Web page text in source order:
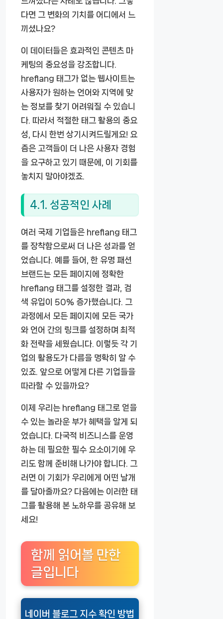
다면 그 변화의 기치를 어디에서 느
끼셨나요?
이 데이터들은 효과적인 콘텐츠 마
케팅의 중요성을 강조합니다.
hreflang 태그가 없는 웹사이트는
사용자가 원하는 언어와 지역에 맞
는 정보를 찾기 어려워질 수 있습니
다. 따라서 적절한 태그 활용의 중요
성, 다시 한번 상기시켜드릴게요! 요
즘은 고객들이 더 나은 사용자 경험
을 요구하고 있기 때문에, 이 기회를
놓치지 말아야겠죠.
4.1. 성공적인 사례
여러 국제 기업들은 hreflang 태그
를 장착함으로써 더 나은 성과를 얻
었습니다. 예를 들어, 한 유명 패션
브랜드는 모든 페이지에 정확한
hreflang 태그를 설정한 결과, 검
색 유입이 50% 증가했습니다. 그
과정에서 모든 페이지에 모든 국가
와 언어 간의 링크를 설정하며 최적
화 전략을 세웠습니다. 이렇듯 각 기
업의 활용도가 다름을 명확히 알 수
있죠. 앞으로 어떻게 다른 기업들을
따라할 수 있을까요?
이제 우리는 hreflang 태그로 얻을
수 있는 놀라운 부가 혜택을 알게 되
었습니다. 다국적 비즈니스를 운영
하는 데 필요한 필수 요소이기에 우
리도 함께 준비해 나가야 합니다. 그
러면 이 기회가 우리에게 어떤 날개
를 달아줄까요? 다음에는 이러한 태
그를 활용해 본 노하우를 공유해 보
세요!
함께 읽어볼 만한
글입니다
네이버 블로그 지수 확인 방법